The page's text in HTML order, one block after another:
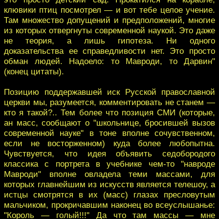
клювики птиц посмотрел — и вот тебе целое учение.
Там множество допущений и предположений, многие
из которых отвергнуты современной наукой. Это даже
не теория, а лишь гипотеза. Ни одного
доказательства ее справедливости нет. Это просто
обман людей. Надоело: то Мавроди, то Дарвин"
(конец цитаты).
Позицию поддержавшей иск Русской православной
церкви мы, разумеется, комментировать не станем —
кто я такой?.. Тем более что позиция СМИ (которые,
ан масс, сообщают о "школьнице, бросившей вызов
современной науке" в тоне вполне сочувственном,
если не восторженном) куда более любопытна.
Чувствуется, что идея объявить седобородого
классика с портрета в учебнике чем-то "навроде
Мавроди" вполне овладела теми массами, для
которых главнейшим из искусств является телешоу, а
истцы смотрятся в их (масс) глазах пресловутым
мальчиком, прокричавшим наконец во всеуслышанье:
"Король — голый!!!" Да что там массы — мне